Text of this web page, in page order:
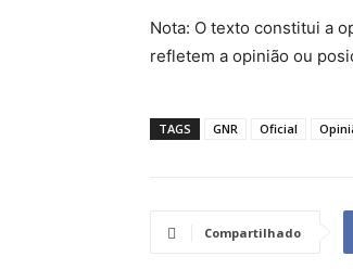
Nota: O texto constitui a
refletem a opinião ou
TAGS GNR Oficial
Compartilhado